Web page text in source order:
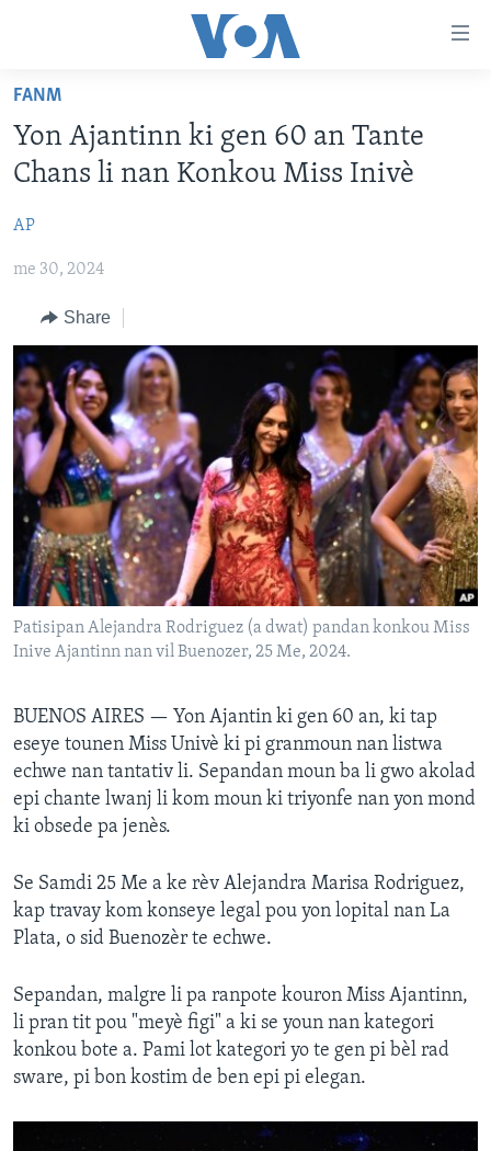
Skip
main
content
to
Navigation
Search
LÈZETAZINI
ENTÈNASYONAL
VIDEO
FLASHPOINT IKRÈN
Learning English
SUIV NOU
Languages
FANM
Yon Ajantinn ki gen 60 an Tante
Chans li nan Konkou Miss Inivè
AP
me 30, 2024
Share
Patisipan Alejandra Rodriguez (a dwat) pandan konkou Miss
Inive Ajantinn nan vil Buenozer, 25 Me, 2024.
BUENOS AIRES — Yon Ajantin ki gen 60 an, ki tap
eseye tounen Miss Univè ki pi granmoun nan listwa
echwe nan tantativ li. Sepandan moun ba li gwo akolad
epi chante lwanj li kom moun ki triyonfe nan yon mond
ki obsede pa jenès.
Se Samdi 25 Me a ke rèv Alejandra Marisa Rodriguez,
kap travay kom konseye legal pou yon lopital nan La
Plata, o sid Buenozèr te echwe.
Sepandan, malgre li pa ranpote kouron Miss Ajantinn,
li pran tit pou "meyè figi" a ki se youn nan kategori
konkou bote a. Pami lot kategori yo te gen pi bèl rad
sware, pi bon kostim de ben epi pi elegan.